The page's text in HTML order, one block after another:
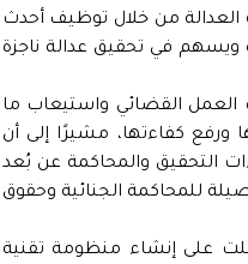
العدالة من خلال توظيف أحدث
ويسهم في تحقيق عدالة ناجزة
العمل القضائي واستيعاب ما
ورفع كفاءتها، مشيرًا إلى أن
التحقيق والمحاكمة عن بُعد
للمحاكمة الجنائية وحقوق
على إنشاء منظومة تقنية